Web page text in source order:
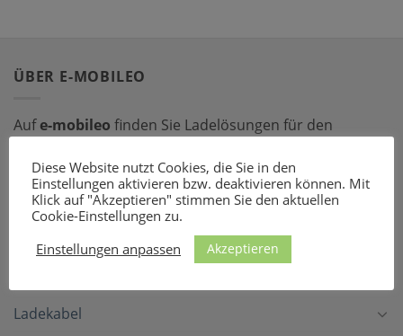
ÜBER E-MOBILEO
Aufe-mobileo finden Sie Ladelösungen für den
bei einem unserer zahlreichen Partner – mit dem
passenden Ladeequipment sind Sie für jede Situation
gerüstet!
LADEZUBEHÖR
Ladekabel
Diese Website nutzt Cookies, die Sie in den
Einstellungen aktivieren bzw. deaktivieren können. Mit
Klick auf "Akzeptieren" stimmen Sie den aktuellen
Cookie-Einstellungen zu.
Einstellungen anpassen
Akzeptieren